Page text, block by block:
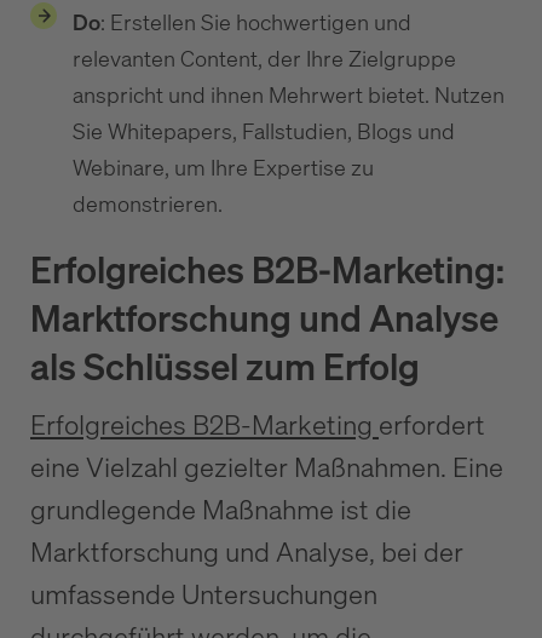
Do: Erstellen Sie hochwertigen und
relevanten Content, der Ihre Zielgruppe
anspricht und ihnen Mehrwert bietet. Nutzen
Sie Whitepapers, Fallstudien, Blogs und
Webinare, um Ihre Expertise zu
demonstrieren.
Erfolgreiches B2B-Marketing:
Marktforschung und Analyse
als Schlüssel zum Erfolg
Erfolgreiches B2B-Marketing erfordert
eine Vielzahl gezielter Maßnahmen. Eine
grundlegende Maßnahme ist die
Marktforschung und Analyse, bei der
umfassende Untersuchungen